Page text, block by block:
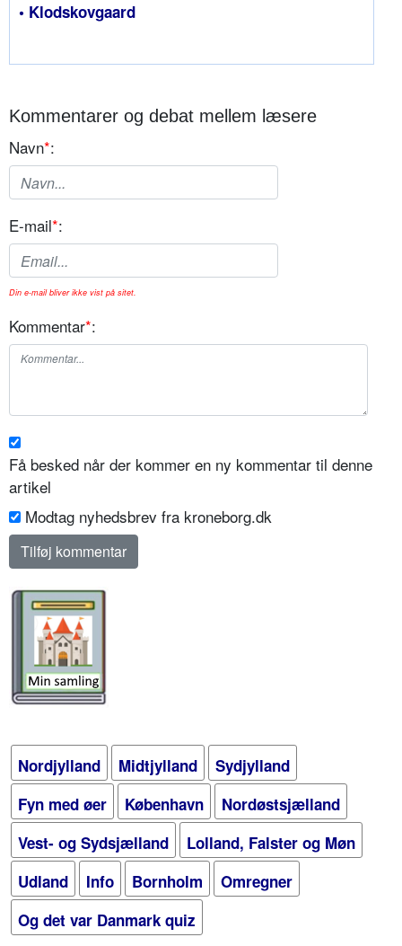
• Klodskovgaard
Kommentarer og debat mellem læsere
Navn*:
E-mail*:
Din e-mail bliver ikke vist på sitet.
Kommentar*:
Få besked når der kommer en ny kommentar til denne
artikel
Modtag nyhedsbrev fra kroneborg.dk
Nordjylland Midtjylland
Sydjylland
Fyn med øer
København
Nordøstsjælland
Vest- og Sydsjælland
Lolland, Falster og Møn
Udland
Info Bornholm
Omregner
Og det var Danmark quiz